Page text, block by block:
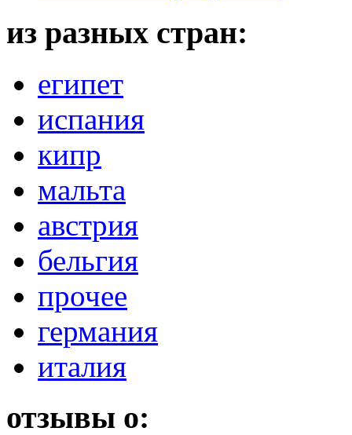
из разных стран:
египет
испания
кипр
мальта
австрия
бельгия
прочее
германия
италия
отзывы о: